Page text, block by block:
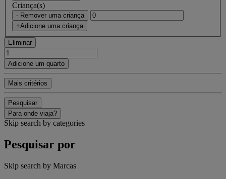
Criança(s)
- Remover uma criança
+Adicione uma criança
Eliminar
Adicione um quarto
Mais critérios
Pesquisar
Para onde viaja?
Skip search by categories
Pesquisar por
Skip search by Marcas